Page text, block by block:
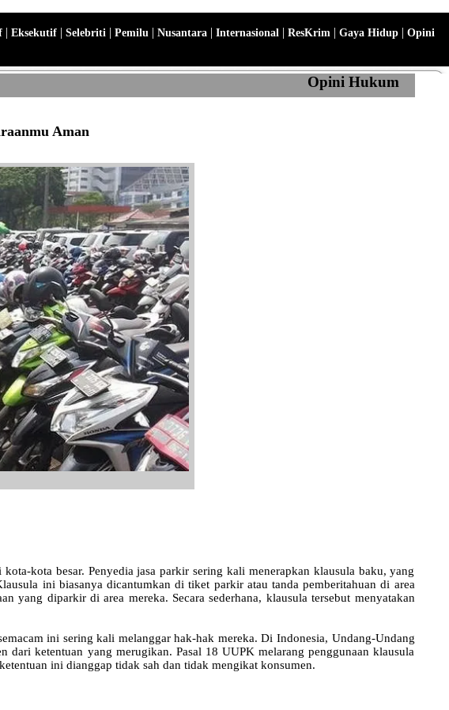
| Eksekutif | Selebriti | Pemilu | Nusantara | Internasional | ResKrim | Gaya Hidup | Opini
Opini Hukum
Aman
kota besar. Penyedia jasa parkir sering kali menerapkan klausula baku, yang
ini biasanya dicantumkan di tiket parkir atau tanda pemberitahuan di area
yang diparkir di area mereka. Secara sederhana, klausula tersebut menyatakan
ini sering kali melanggar hak-hak mereka. Di Indonesia, Undang-Undang
ketentuan yang merugikan. Pasal 18 UUPK melarang penggunaan klausula
ini dianggap tidak sah dan tidak mengikat konsumen.